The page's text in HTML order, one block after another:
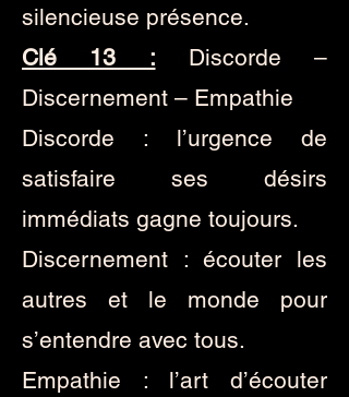
silencieuse présence.
Clé 13 : Discorde –
Discernement – Empathie
Discorde : l’urgence de
satisfaire ses désirs
immédiats gagne toujours.
Discernement : écouter les
autres et le monde pour
s’entendre avec tous.
Empathie : l’art d’écouter